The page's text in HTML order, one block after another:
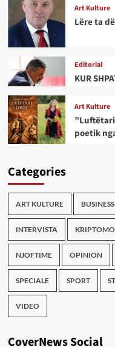
Art Kulture
Lëre ta
Editorial
KUR
Art Kulture
poetik
Categories
ART KULTURE BUSINESS
INTERVISTA
NJOFTIME OPINION
SPECIALE SPORT
VIDEO
CoverNews Social